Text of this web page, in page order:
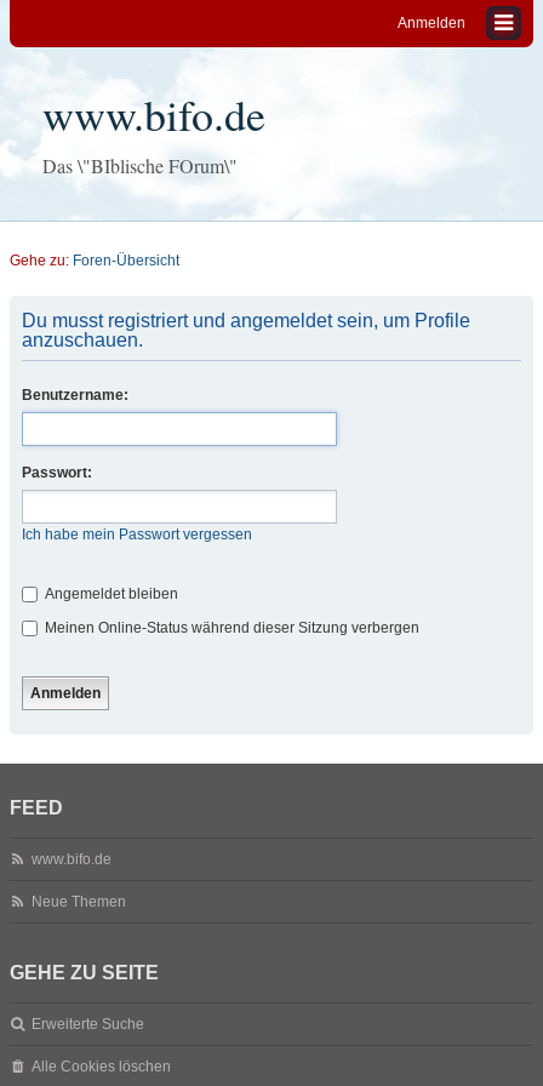
Anmelden
www.bifo.de
Das \"BIblische FOrum\"
Gehe zu: Foren-Übersicht
Du musst registriert und angemeldet sein, um Profile
anzuschauen.
Benutzername:
Passwort:
Ich habe mein Passwort vergessen
Angemeldet bleiben
Meinen Online-Status während dieser Sitzung verbergen
FEED
www.bifo.de
Neue Themen
GEHE ZU SEITE
Erweiterte Suche
Alle Cookies löschen